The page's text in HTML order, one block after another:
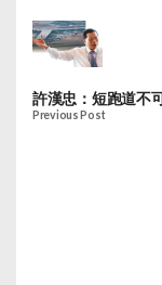
許漢忠：短跑道不
Previous Post